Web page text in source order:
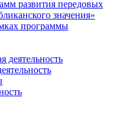
развития передовых
значения»
программы
деятельность